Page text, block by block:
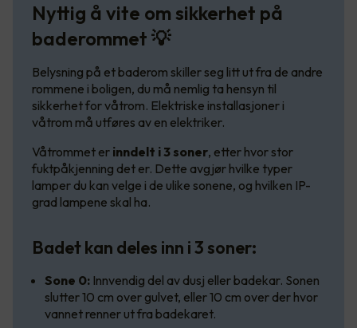
Nyttig å vite om sikkerhet på
baderommet 💡
Belysning på et baderom skiller seg litt ut fra de andre
rommene i boligen, du må nemlig ta hensyn til
sikkerhet for våtrom. Elektriske installasjoner i
våtrom må utføres av en elektriker.
Våtrommet er inndelt i 3 soner, etter hvor stor
fuktpåkjenning det er. Dette avgjør hvilke typer
lamper du kan velge i de ulike sonene, og hvilken IP-
grad lampene skal ha.
Badet kan deles inn i 3 soner:
Sone 0: Innvendig del av dusj eller badekar. Sonen
slutter 10 cm over gulvet, eller 10 cm over der hvor
vannet renner ut fra badekaret.